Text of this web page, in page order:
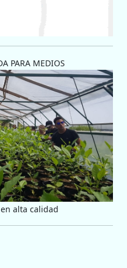
PARA MEDIOS
alta calidad